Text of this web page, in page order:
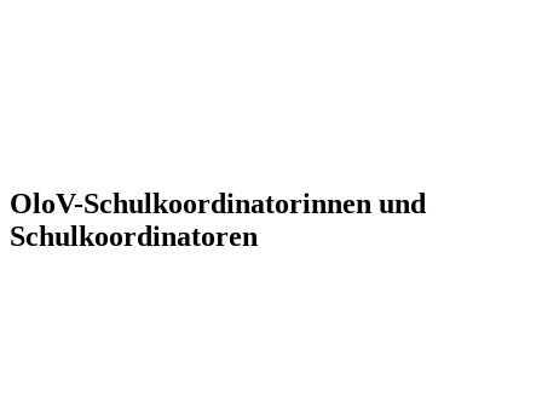
OloV-Schulkoordinatorinnen und
Schulkoordinatoren